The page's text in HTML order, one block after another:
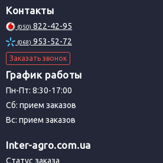
Контакты
(050) 822-42-95
(068) 953-52-72
Заказать звонок
График работы
Пн-Пт: 8:30-17:00
Сб: прием заказов
Вс: прием заказов
Inter-agro.com.ua
Статус заказа